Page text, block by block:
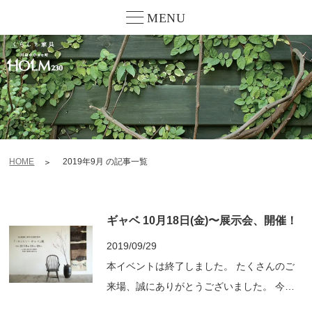
MENU
HOME 2019年9月 の記事一覧
ギャベ 10月18日(金)〜展示会、開催！
2019/09/29
本イベントは終了しました。 たくさんのご
来場、誠にありがとうございました。 今年